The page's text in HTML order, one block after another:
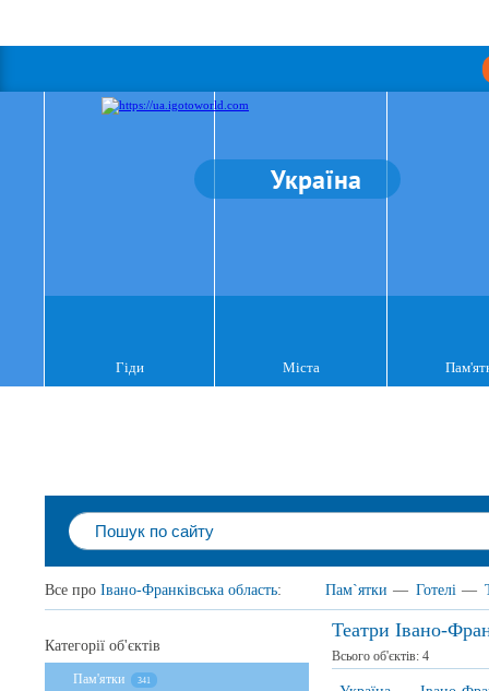
Україна
Гіди Міста
Все про Івано-Франківська область: Пам`ятки — Готелі —
Театри Івано-
Всього об'єктів: 4
Категорії об'єктів
Пам'ятки 341